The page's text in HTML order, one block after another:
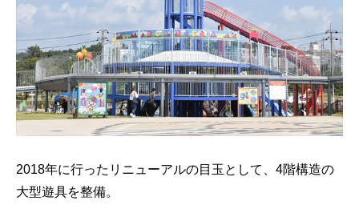
2018年に行ったリニューアルの目玉として、4階構造の
大型遊具を整備。